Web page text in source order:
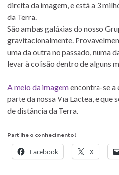
direita da imagem, e está a 3
da Terra.
São ambas galáxias do nosso
gravitacionalmente.
uma da outra no passado, numa
levar à colisão dentro de alguns
A meio da imagemencontra-se a
parte da nossa Via Láctea, e que
de distância da Terra.
Partilhe o conhecimento!
Facebook X